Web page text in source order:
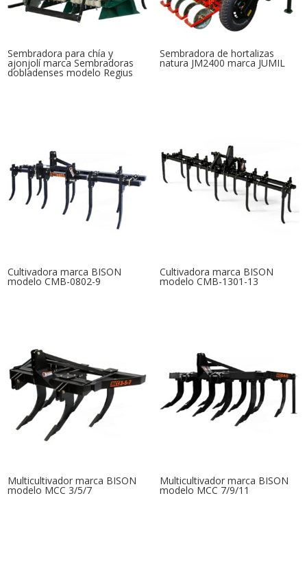
Sembradora para chía y
ajonjolí marca Sembradoras
dobladenses modelo Regius
Sembradora de hortalizas
natura JM2400 marca JUMIL
Cultivadora marca BISON
modelo CMB-0802-9
Cultivadora marca BISON
modelo CMB-1301-13
Multicultivador marca BISON
modelo MCC 3/5/7
Multicultivador marca BISON
modelo MCC 7/9/11